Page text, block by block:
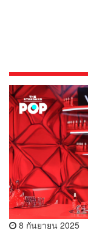
8 กันยายน 2025